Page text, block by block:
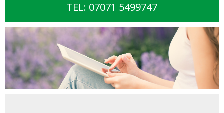
TEL: 07071 5499747